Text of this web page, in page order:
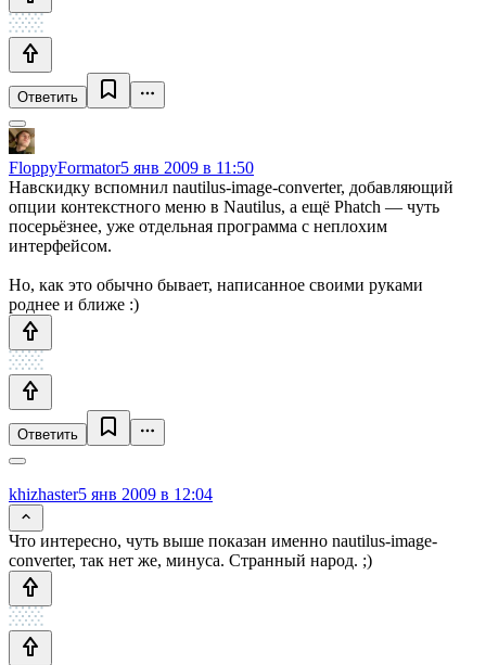
Ответить
FloppyFormator5 янв 2009 в 11:50
Навскидку вспомнил nautilus-image-converter, добавляющий
опции контекстного меню в Nautilus, а ещё Phatch — чуть
посерьёзнее, уже отдельная программа с неплохим
интерфейсом.
Но, как это обычно бывает, написанное своими руками
роднее и ближе :)
Ответить
khizhaster5 янв 2009 в 12:04
Что интересно, чуть выше показан именно nautilus-image-
converter, так нет же, минуса. Странный народ. ;)